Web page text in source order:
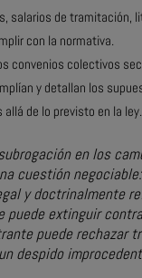
salarios de tramitación,
con la normativa.
convenios colectivos
y detallan los
de lo previsto en la ley.
en los
cuestión
y doctrinalmente
puede extinguir
puede rechazar
despido